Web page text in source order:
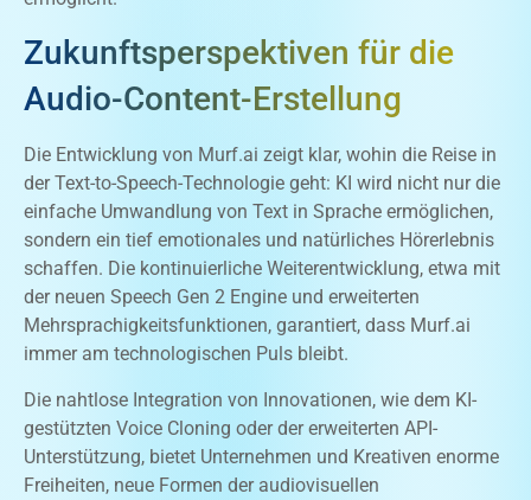
Zukunftsperspektiven für die
Audio-Content-Erstellung
Die Entwicklung von Murf.ai zeigt klar, wohin die Reise in
der Text-to-Speech-Technologie geht: KI wird nicht nur die
einfache Umwandlung von Text in Sprache ermöglichen,
sondern ein tief emotionales und natürliches Hörerlebnis
schaffen. Die kontinuierliche Weiterentwicklung, etwa mit
der neuen Speech Gen 2 Engine und erweiterten
Mehrsprachigkeitsfunktionen, garantiert, dass Murf.ai
immer am technologischen Puls bleibt.
Die nahtlose Integration von Innovationen, wie dem KI-
gestützten Voice Cloning oder der erweiterten API-
Unterstützung, bietet Unternehmen und Kreativen enorme
Freiheiten, neue Formen der audiovisuellen